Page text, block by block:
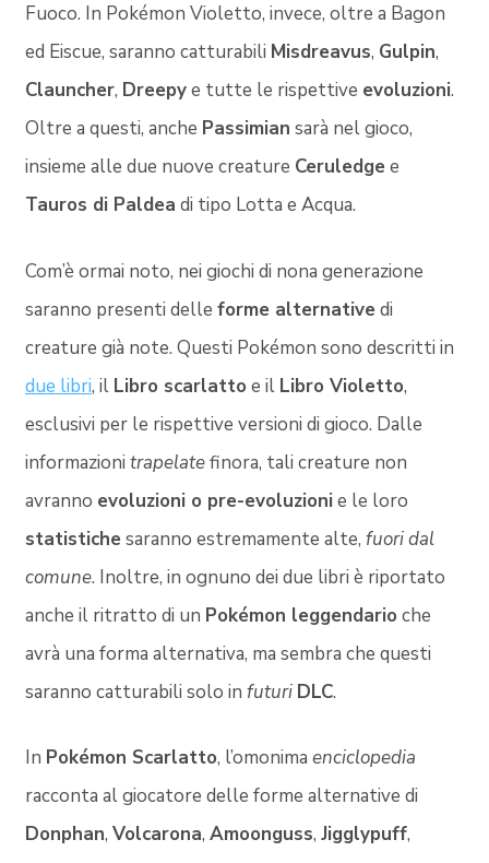
Fuoco. In Pokémon Violetto, invece, oltre a Bagon
ed Eiscue, saranno catturabili Misdreavus, Gulpin,
Clauncher, Dreepye tutte le rispettive evoluzioni.
Oltre a questi, anche Passimian sarà nel gioco,
insieme alle due nuove creature Ceruledgee
Tauros di Paldea di tipo Lotta e Acqua.
Com’è ormai noto, nei giochi di nona generazione
saranno presenti delle forme alternativedi
creature già note. Questi Pokémon sono descritti in
due libri, il Libro scarlatto e il Libro Violetto,
esclusivi per le rispettive versioni di gioco. Dalle
informazioni trapelatefinora, tali creature non
avranno evoluzioni o pre-evoluzionie le loro
statistichesaranno estremamente alte, fuori dal
comune. Inoltre, in ognuno dei due libri è riportato
anche il ritratto di un Pokémon leggendario che
avrà una forma alternativa, ma sembra che questi
saranno catturabili solo in futuri DLC.
In Pokémon Scarlatto, l’omonima enciclopedia
racconta al giocatore delle forme alternative di
Donphan, Volcarona, Amoonguss, Jigglypuff,